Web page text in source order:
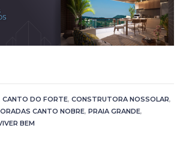
CANTO DO FORTE, CONSTRUTORA NOSSOLAR,
CANTO NOBRE, PRAIA GRANDE,
BEM